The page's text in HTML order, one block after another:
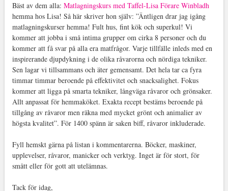
Bäst av dem alla: Matlagningskurs med Taffel-Lisa Förare Winbladh
hemma hos Lisa! Så här skriver hon själv: ”Äntligen drar jag igång
matlagningskurser hemma! Fult hus, fint kök och superkul! Vi
kommer att jobba i små intima grupper om cirka 8 personer och du
kommer att få svar på alla era matfrågor. Varje tillfälle inleds med en
inspirerande djupdykning i de olika råvarorna och nördiga tekniker.
Sen lagar vi tillsammans och äter gemensamt. Det hela tar ca fyra
timmar timmar beroende på effektivitet och snacksalighet. Fokus
kommer att ligga på smarta tekniker, långväga råvaror och grönsaker.
Allt anpassat för hemmaköket. Exakta recept bestäms beroende på
tillgång av råvaror men räkna med mycket grönt och animalier av
högsta kvalitet”. För 1400 spänn är saken biff, råvaror inkluderade.
Fyll hemskt gärna på listan i kommentarerna. Böcker, maskiner,
upplevelser, råvaror, manicker och verktyg. Inget är för stort, för
smått eller för gott att utelämnas.
Tack för idag,